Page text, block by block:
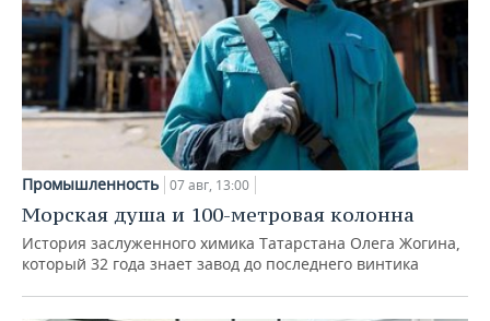
Промышленность 07 авг, 13:00
Морская душа и 100-метровая колонна
История заслуженного химика Татарстана Олега Жогина,
который 32 года знает завод до последнего винтика